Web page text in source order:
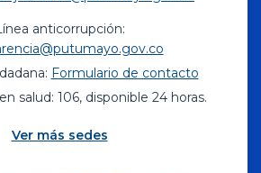
anticorrupción:
Formulario de contacto
salud: 106, disponible 24 horas.
Ver más sedes